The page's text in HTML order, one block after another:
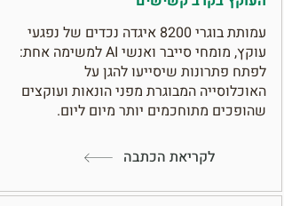
עמותת בוגרי 8200 איגדה נכדים של נפגעי
עוקץ, מומחי סייבר ואנשי AI למשימה אחת:
לפתח פתרונות שיסייעו להגן על
האוכלוסייה המבוגרת מפני הונאות ועוקצים
שהופכים מתוחכמים יותר מיום ליום.
לקריאת הכתבה